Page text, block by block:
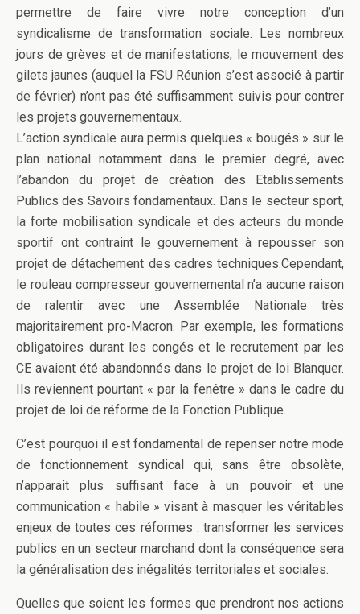
permettre de faire vivre notre conception d’un
syndicalisme de transformation sociale. Les nombreux
jours de grèves et de manifestations, le mouvement des
gilets jaunes (auquel la FSU Réunion s’est associé à partir
de février) n’ont pas été suffisamment suivis pour contrer
les projets gouvernementaux.
L’action syndicale aura permis quelques « bougés » sur le
plan national notamment dans le premier degré, avec
l’abandon du projet de création des Etablissements
Publics des Savoirs fondamentaux. Dans le secteur sport,
la forte mobilisation syndicale et des acteurs du monde
sportif ont contraint le gouvernement à repousser son
projet de détachement des cadres techniques.Cependant,
le rouleau compresseur gouvernemental n’a aucune raison
de ralentir avec une Assemblée Nationale très
majoritairement pro-Macron. Par exemple, les formations
obligatoires durant les congés et le recrutement par les
CE avaient été abandonnés dans le projet de loi Blanquer.
Ils reviennent pourtant « par la fenêtre » dans le cadre du
projet de loi de réforme de la Fonction Publique.
C’est pourquoi il est fondamental de repenser notre mode
de fonctionnement syndical qui, sans être obsolète,
n’apparait plus suffisant face à un pouvoir et une
communication « habile » visant à masquer les véritables
enjeux de toutes ces réformes : transformer les services
publics en un secteur marchand dont la conséquence sera
la généralisation des inégalités territoriales et sociales.
Quelles que soient les formes que prendront nos actions